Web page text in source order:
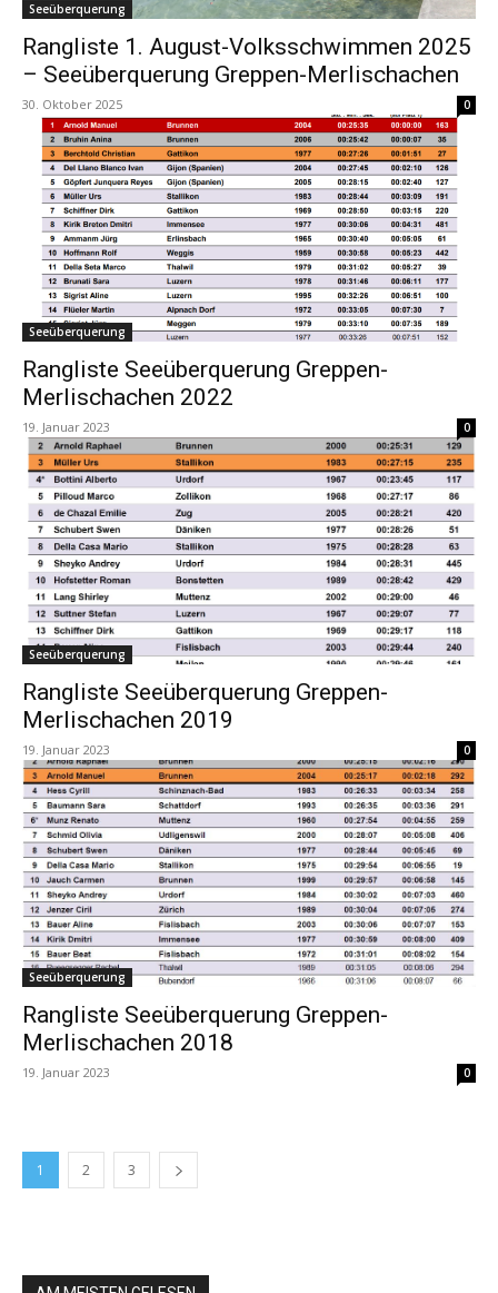
Seeüberquerung
Rangliste 1. August-Volksschwimmen 2025
– Seeüberquerung Greppen-Merlischachen
30. Oktober 2025 0
Seeüberquerung
Rangliste Seeüberquerung Greppen-
Merlischachen 2022
19. Januar 2023 0
Seeüberquerung
Rangliste Seeüberquerung Greppen-
Merlischachen 2019
19. Januar 2023 0
Seeüberquerung
Rangliste Seeüberquerung Greppen-
Merlischachen 2018
19. Januar 2023 0
1 2 3